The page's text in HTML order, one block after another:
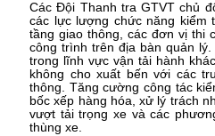
Các Đội Thanh tra GTVT chủ
các lực lượng chức năng kiểm
tầng giao thông, các đơn vị thi
công trình trên địa bàn quản
trong lĩnh vực vận tải hành
không cho xuất bến với các
thông. Tăng cường công tác
bốc xếp hàng hóa, xử lý trách
vượt tải trọng xe và các
thùng xe.